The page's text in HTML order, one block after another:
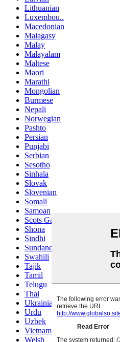
Lithuanian
Luxembou..
Macedonian
Malagasy
Malay
Malayalam
Maltese
Maori
Marathi
Mongolian
Burmese
Nepali
Norwegian
Pashto
Persian
Punjabi
Serbian
Sesotho
Sinhala
Slovak
Slovenian
Somali
Samoan
Scots Gaelic
Shona
Sindhi
Sundanese
Swahili
Tajik
Tamil
Telugu
Thai
Ukrainian
Urdu
Uzbek
Vietnamese
Welsh